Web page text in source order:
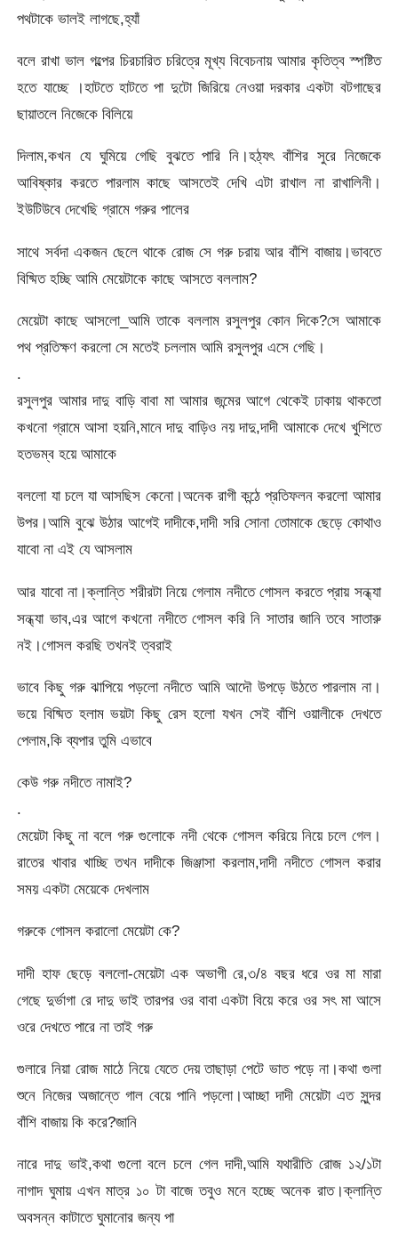
পথটাকে ভালই লাগছে,হ্যাঁ
বলে রাখা ভাল গল্পের চিরচারিত চরিত্রে মূখ্য বিবেচনায় আমার কৃতিত্ব স্পষ্টিত
হতে যাচ্ছে ।হাটতে হাটতে পা দুটো জিরিয়ে নেওয়া দরকার একটা বটগাছের
ছায়াতলে নিজেকে বিলিয়ে
দিলাম,কখন যে ঘুমিয়ে গেছি বুঝতে পারি নি।হঠ্যৎ বাঁশির সুরে নিজেকে
আবিষ্কার করতে পারলাম কাছে আসতেই দেখি এটা রাখাল না রাখালিনী।
ইউটিউবে দেখেছি গ্রামে গরুর পালের
সাথে সর্বদা একজন ছেলে থাকে রোজ সে গরু চরায় আর বাঁশি বাজায়।ভাবতে
বিষ্মিত হচ্ছি আমি মেয়েটাকে কাছে আসতে বললাম?
মেয়েটা কাছে আসলো_আমি তাকে বললাম রসুলপুর কোন দিকে?সে আমাকে
পথ প্রতিক্ষণ করলো সে মতেই চললাম আমি রসুলপুর এসে গেছি।
.
রসুলপুর আমার দাদু বাড়ি বাবা মা আমার জন্মের আগে থেকেই ঢাকায় থাকতো
কখনো গ্রামে আসা হয়নি,মানে দাদু বাড়িও নয় দাদু,দাদী আমাকে দেখে খুশিতে
হতভম্ব হয়ে আমাকে
বললো যা চলে যা আসছিস কেনো।অনেক রাগী কন্ঠে প্রতিফলন করলো আমার
উপর।আমি বুঝে উঠার আগেই দাদীকে,দাদী সরি সোনা তোমাকে ছেড়ে কোথাও
যাবো না এই যে আসলাম
আর যাবো না।ক্লান্তি শরীরটা নিয়ে গেলাম নদীতে গোসল করতে প্রায় সন্ধ্যা
সন্ধ্যা ভাব,এর আগে কখনো নদীতে গোসল করি নি সাতার জানি তবে সাতারু
নই।গোসল করছি তখনই ত্বরাই
ভাবে কিছু গরু ঝাপিয়ে পড়লো নদীতে আমি আদৌ উপড়ে উঠতে পারলাম না।
ভয়ে বিষ্মিত হলাম ভয়টা কিছু রেস হলো যখন সেই বাঁশি ওয়ালীকে দেখতে
পেলাম,কি ব্যপার তুমি এভাবে
কেউ গরু নদীতে নামাই?
.
মেয়েটা কিছু না বলে গরু গুলোকে নদী থেকে গোসল করিয়ে নিয়ে চলে গেল।
রাতের খাবার খাচ্ছি তখন দাদীকে জিঞ্জাসা করলাম,দাদী নদীতে গোসল করার
সময় একটা মেয়েকে দেখলাম
গরুকে গোসল করালো মেয়েটা কে?
দাদী হাফ ছেড়ে বললো-মেয়েটা এক অভাগী রে,৩/৪ বছর ধরে ওর মা মারা
গেছে দুর্ভাগা রে দাদু ভাই তারপর ওর বাবা একটা বিয়ে করে ওর সৎ মা আসে
ওরে দেখতে পারে না তাই গরু
গুলারে নিয়া রোজ মাঠে নিয়ে যেতে দেয় তাছাড়া পেটে ভাত পড়ে না।কথা গুলা
শুনে নিজের অজান্তে গাল বেয়ে পানি পড়লো।আচ্ছা দাদী মেয়েটা এত সুন্দর
বাঁশি বাজায় কি করে?জানি
নারে দাদু ভাই,কথা গুলো বলে চলে গেল দাদী,আমি যথারীতি রোজ ১২/১টা
নাগাদ ঘুমায় এখন মাত্র ১০ টা বাজে তবুও মনে হচ্ছে অনেক রাত।ক্লান্তি
অবসন্ন কাটাতে ঘুমানোর জন্য পা